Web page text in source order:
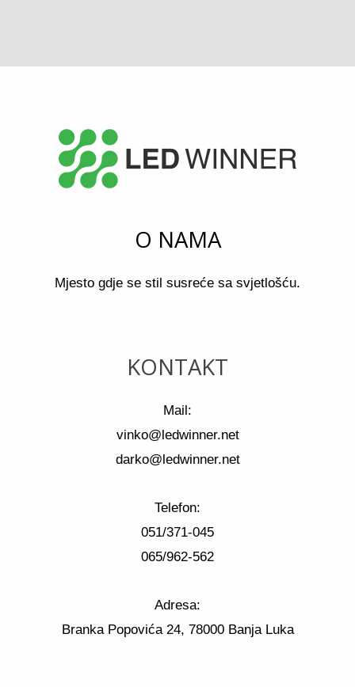
O NAMA
Mjesto gdje se stil susreće sa svjetlošću.
KONTAKT
Mail:
vinko@ledwinner.net
darko@ledwinner.net
Telefon:
051/371-045
065/962-562
Adresa:
Branka Popovića 24, 78000 Banja Luka